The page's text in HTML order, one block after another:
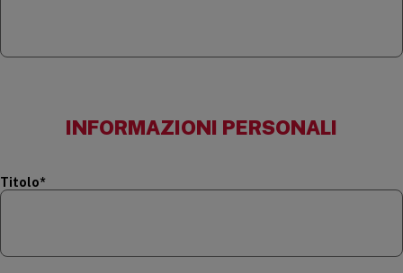
INFORMAZIONI PERSONALI
Titolo*(required)